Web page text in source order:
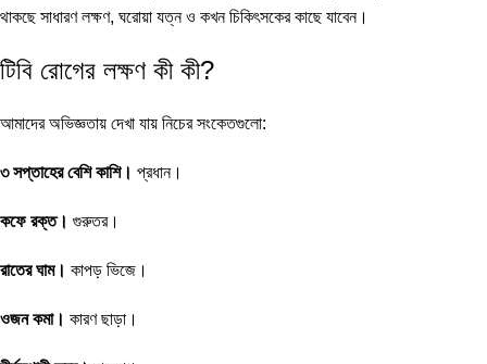
থাকছে সাধারণ লক্ষণ, ঘরোয়া যত্ন ও কখন চিকিৎসকের কাছে যাবেন।
টিবি রোগের লক্ষণ কী কী?
আমাদের অভিজ্ঞতায় দেখা যায় নিচের সংকেতগুলো:
৩ সপ্তাহের বেশি কাশি। প্রধান।
কফে রক্ত। গুরুতর।
রাতের ঘাম। কাপড় ভিজে।
ওজন কমা। কারণ ছাড়া।